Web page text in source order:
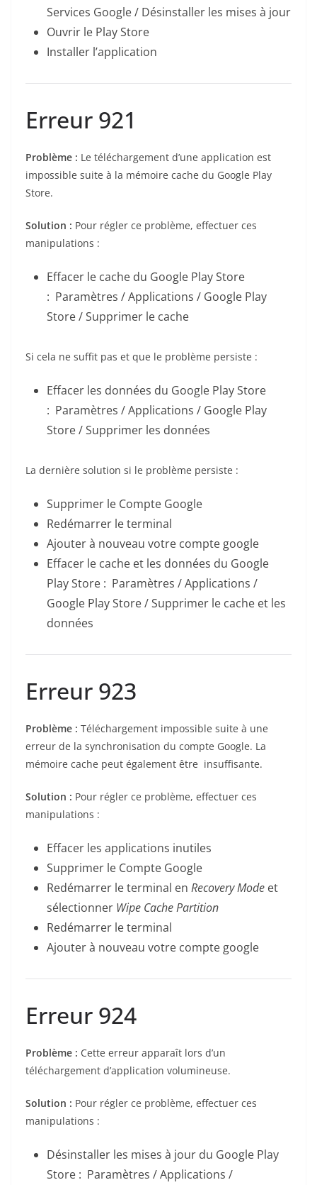
Services Google / Désinstaller les mises à jour
Ouvrir le Play Store
Installer l’application
Erreur 921
Problème : Le téléchargement d’une application est
impossible suite à la mémoire cache du Google Play
Store.
Solution : Pour régler ce problème, effectuer ces
manipulations :
Effacer le cache du Google Play Store
: Paramètres / Applications / Google Play
Store / Supprimer le cache
Si cela ne suffit pas et que le problème persiste :
Effacer les données du Google Play Store
: Paramètres / Applications / Google Play
Store / Supprimer les données
La dernière solution si le problème persiste :
Supprimer le Compte Google
Redémarrer le terminal
Ajouter à nouveau votre compte google
Effacer le cache et les données du Google
Play Store : Paramètres / Applications /
Google Play Store / Supprimer le cache et les
données
Erreur 923
Problème : Téléchargement impossible suite à une
erreur de la synchronisation du compte Google. La
mémoire cache peut également être insuffisante.
Solution : Pour régler ce problème, effectuer ces
manipulations :
Effacer les applications inutiles
Supprimer le Compte Google
Redémarrer le terminal en Recovery Mode et
sélectionner Wipe Cache Partition
Redémarrer le terminal
Ajouter à nouveau votre compte google
Erreur 924
Problème : Cette erreur apparaît lors d’un
téléchargement d’application volumineuse.
Solution : Pour régler ce problème, effectuer ces
manipulations :
Désinstaller les mises à jour du Google Play
Store : Paramètres / Applications /